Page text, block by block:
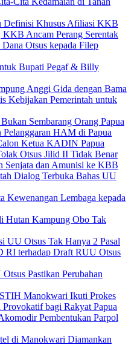
Definisi Khusus Afiliasi KKB
Ancam Perang Serentak
Otsus kepada Filep
Bupati Pegaf & Billy
Anggi Gida dengan Bama
Kebijakan Pemerintah untuk
Sembarang Orang Papua
HAM di Papua
Ketua KADIN Papua
Otsus Jilid II Tidak Benar
Senjata dan Amunisi ke KBB
Dialog Terbuka Bahas UU
Kewenangan Lembaga kepada
Hutan Kampung Obo Tak
UU Otsus Tak Hanya 2 Pasal
RI terhadap Draft RUU Otsus
Pastikan Perubahan
Manokwari Ikuti Prokes
bagi Rakyat Papua
Pembentukan Parpol
di Manokwari Diamankan